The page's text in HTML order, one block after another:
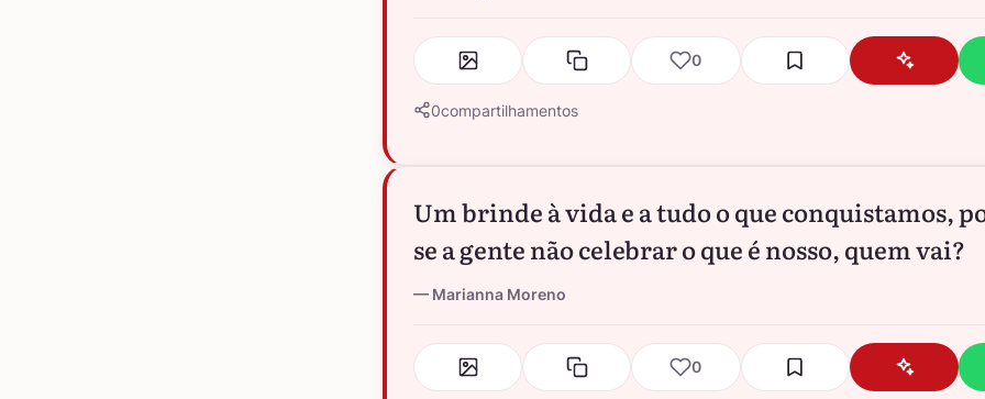
0
0compartilhamentos
Um brinde à vida e a tudo o que conquistamos,
se a gente não celebrar o que é nosso, quem vai?
Marianna Moreno
0